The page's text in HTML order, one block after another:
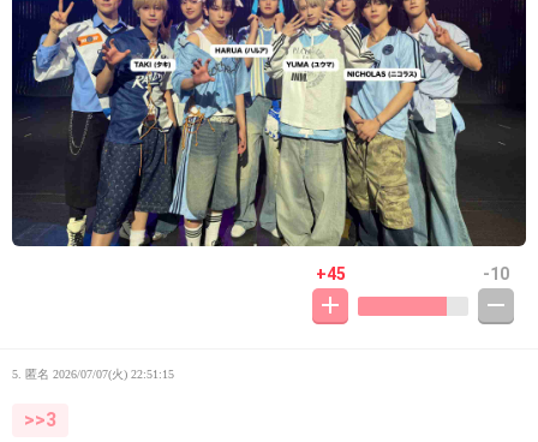
+45 -10
5. 匿名 2026/07/07(火) 22:51:15
>>3